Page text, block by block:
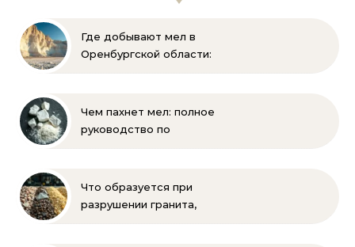
Где добывают мел в
Оренбургской области:
Чем пахнет мел: полное
руководство по
Что образуется при
разрушении гранита,